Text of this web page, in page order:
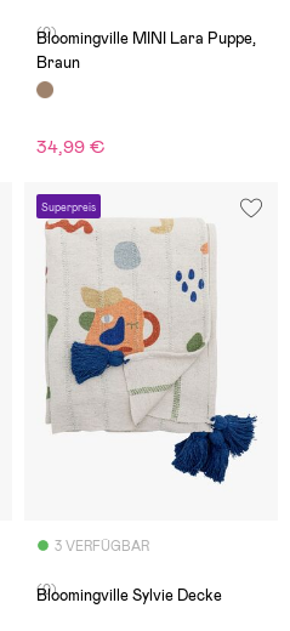
(0)
Bloomingville MINI Lara Puppe,
Braun
34,99 €
Superpreis
3 VERFÜGBAR
(0)
Bloomingville Sylvie Decke